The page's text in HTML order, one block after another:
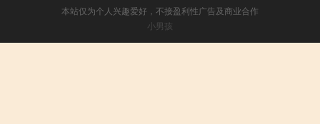
本站仅为个人兴趣爱好，不接盈利性广告及商业合作
小男孩